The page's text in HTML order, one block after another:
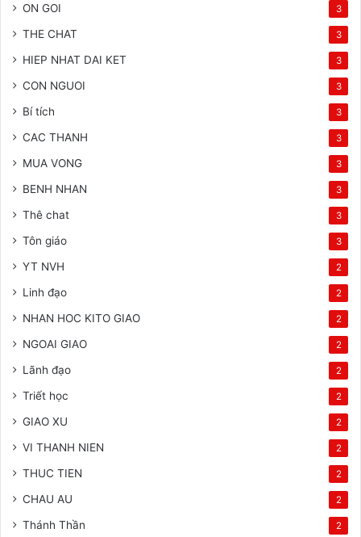
ON GOI 3
THE CHAT 3
HIEP NHAT DAI KET 3
CON NGUOI 3
Bí tích 3
CAC THANH 3
MUA VONG 3
BENH NHAN 3
Thê chat 3
Tôn giáo 3
YT NVH 2
Linh đạo 2
NHAN HOC KITO GIAO 2
NGOAI GIAO 2
Lãnh đạo 2
Triết học 2
GIAO XU 2
VI THANH NIEN 2
THUC TIEN 2
CHAU AU 2
Thánh Thần 2